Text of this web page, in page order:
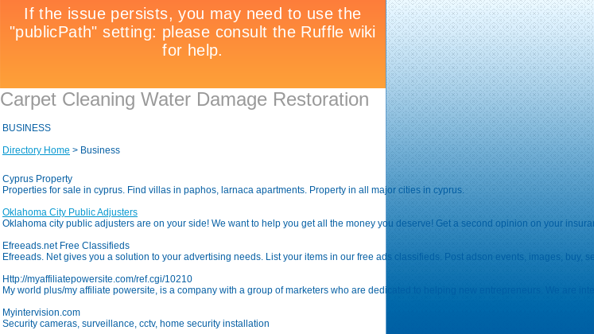
Carpet Cleaning Water Damage Restoration
BUSINESS
Directory Home > Business
Cyprus Property
Properties for sale in cyprus. Find villas in paphos, larnaca apartments. Property in all major cities in cyprus.
Oklahoma City Public Adjusters
Oklahoma city public adjusters are on your side! We want to help you get all the money you deserve! Get a second opinion on your
Efreeads.net Free Classifieds
Efreeads. Net gives you a solution to your advertising needs. List your items in our free ads classifieds. Post adson events, images, buy,
Http://myaffiliatepowersite.com/ref.cgi/10210
My world plus/my affiliate powersite, is a company with a group of marketers who are dedicated to helping new entrepreneurs. We are
Myintervision.com
Security cameras, surveillance, cctv, home security installation